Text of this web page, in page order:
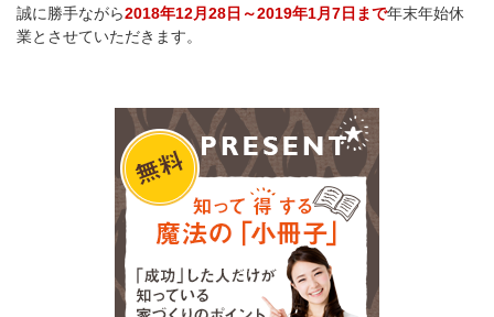
誠に勝手ながら2018年12月28日～2019年1月7日まで年末年始休
業とさせていただきます。